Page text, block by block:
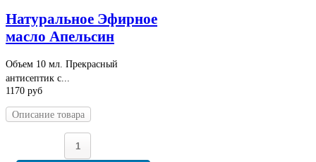
Натуральное Эфирное
масло Апельсин
Объем 10 мл. Прекрасный
антисептик с...
1170 руб
Описание товара